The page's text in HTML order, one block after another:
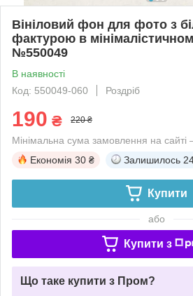
Вініловий фон для фото з
фактурою в
№550049
В наявності
Код: 550049-060
Роздріб
190 ₴ 220 ₴
Мінімальна сума замовлення на
Економія 30 ₴ Залишилось
Купити
або
Купити з
Що таке купити з Пром?